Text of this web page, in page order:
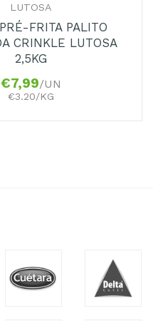
LUTOSA
FRITA PALITO
CRINKLE LUTOSA
2,5KG
€7,99/UN
€3.20/KG